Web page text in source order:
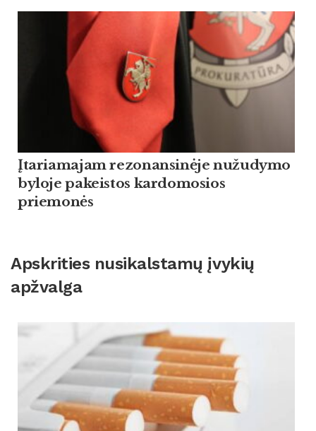
Įtariamajam rezonansinėje nužudymo
byloje pakeistos kardomosios
priemonės
Apskrities nusikalstamų įvykių
apžvalga